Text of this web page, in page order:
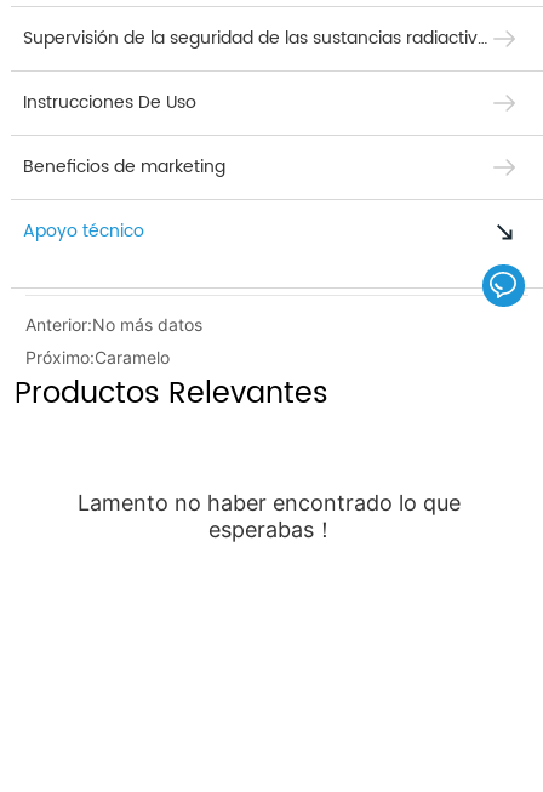
Supervisión de la seguridad de las sustancias radiactivas
Instrucciones De Uso
Beneficios de marketing
Apoyo técnico
Anterior:No más datos
Próximo:Caramelo
Productos Relevantes
Lamento no haber encontrado lo que
esperabas！